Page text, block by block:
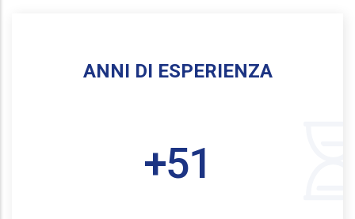
ANNI DI ESPERIENZA
56
+